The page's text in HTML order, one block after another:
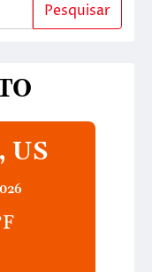
Pesquisar
US